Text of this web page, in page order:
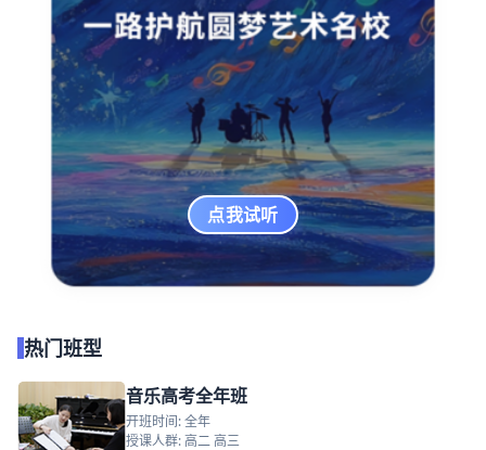
点我试听
热门班型
音乐高考全年班
开班时间: 全年
授课人群: 高二 高三